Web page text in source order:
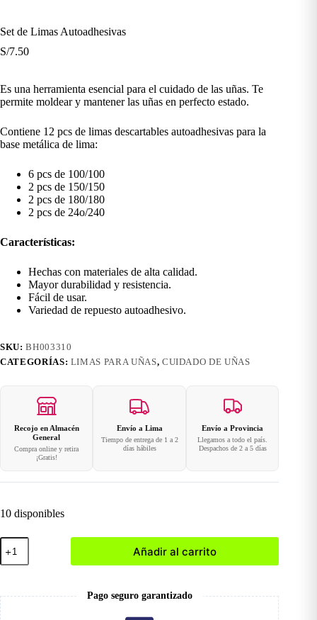
Set de Limas Autoadhesivas
S/7.50
Es una herramienta esencial para el cuidado de las uñas. Te
permite moldear y mantener las uñas en perfecto estado.
Contiene 12 pcs de limas descartables autoadhesivas para la
base metálica de lima:
6 pcs de 100/100
2 pcs de 150/150
2 pcs de 180/180
2 pcs de 24o/240
Características:
Hechas con materiales de alta calidad.
Mayor durabilidad y resistencia.
Fácil de usar.
Variedad de repuesto autoadhesivo.
SKU:BH003310
CATEGORÍAS: LIMAS PARA UÑAS, CUIDADO DE UÑAS
Recojo en Almacén
General
Compra online y retira
¡Gratis!
Envío a Lima
Tiempo de entrega de 1 a 2
días hábiles
Envío a Provincia
Llegamos a todo el país.
Despachos de 2 a 5 días
10 disponibles
Set
de
Limas
Añadir al carrito
Pago seguro garantizado